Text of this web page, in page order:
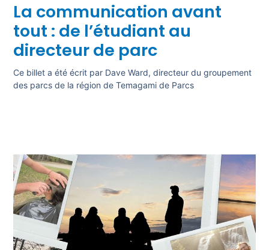
La communication avant
tout : de l’étudiant au
directeur de parc
Ce billet a été écrit par Dave Ward, directeur du groupement
des parcs de la région de Temagami de Parcs